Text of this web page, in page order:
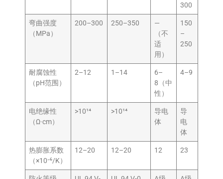
300
弯曲强度
（MPa）
200–300 250–350
—
（不
适
用）
150
–
250
耐腐蚀性
（pH范围）
2–12 1–14
6–
8（中
性）
4–9
电绝缘性
（Ω·cm）
>10¹⁴ >10¹⁴
导电
体
导
电
体
热膨胀系数
（×10⁻⁶/K）
12–20 12–20 12 23